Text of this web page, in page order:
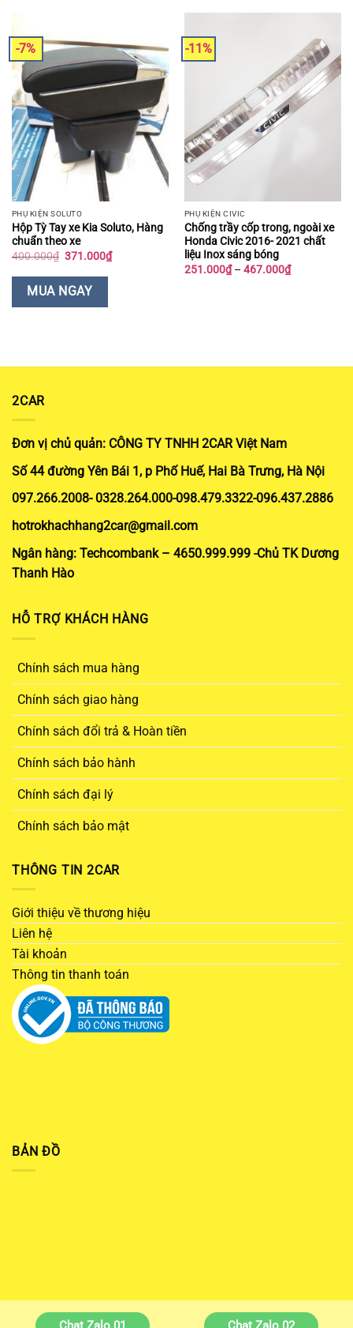
-7%
PHỤ KIỆN SOLUTO
Hộp Tỳ Tay xe Kia Soluto, Hàng
chuẩn theo xe
400.000₫ Giá
là:
400.000₫.
371.000₫Giá
hiện
MUA NGAY
-11%
PHỤ KIỆN CIVIC
Chống trầy cốp trong, ngoài xe
Honda Civic 2016- 2021 chất
liệu Inox sáng bóng
251.000₫ – 467.000₫Khoảng
giá:
2CAR
Đơn vị chủ quản: CÔNG TY TNHH 2CAR Việt Nam
Số 44 đường Yên Bái 1, p Phố Huế, Hai Bà Trưng, Hà Nội
097.266.2008- 0328.264.000-098.479.3322-096.437.2886
hotrokhachhang2car@gmail.com
Ngân hàng: Techcombank – 4650.999.999 -Chủ TK Dương
Thanh Hào
HỖ TRỢ KHÁCH HÀNG
Chính sách mua hàng
Chính sách giao hàng
Chính sách đổi trả & Hoàn tiền
Chính sách bảo hành
Chính sách đại lý
Chính sách bảo mật
THÔNG TIN 2CAR
Giới thiệu về thương hiệu
Liên hệ
Tài khoản
Thông tin thanh toán
BẢN ĐỒ